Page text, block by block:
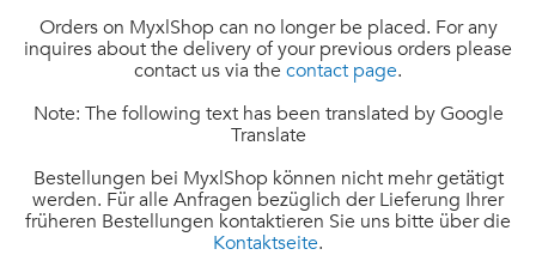
Orders on MyxlShop can no longer be placed. For any
inquires about the delivery of your previous orders please
contact us via the contact page.
Note: The following text has been translated by Google
Translate
Bestellungen bei MyxlShop können nicht mehr getätigt
werden. Für alle Anfragen bezüglich der Lieferung Ihrer
früheren Bestellungen kontaktieren Sie uns bitte über die
Kontaktseite.